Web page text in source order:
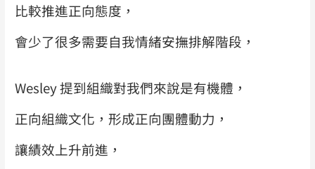
比較推進正向態度，
會少了很多需要自我情緒安撫排解階段，
Wesley 提到組織對我們來說是有機體，
正向組織文化，形成正向團體動力，
讓績效上升前進，